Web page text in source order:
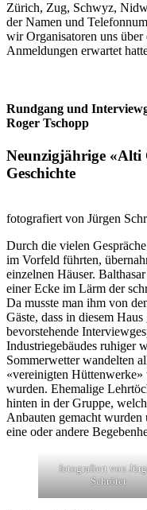
Zürich, Zug, Schwyz,
der Namen und
wir Organisatoren uns über
Anmeldungen erwartet
Rundgang und
Roger Tschopp
Neunzigjährige «Alti
Geschichte
fotografiert von Jürgen
Durch die vielen
im Vorfeld führten,
einzelnen Häuser.
einer Ecke im Lärm der
Da musste man ihm von
Gäste, dass in diesem
bevorstehende
Industriegebäudes ruhiger
Sommerwetter wandelten
«vereinigten Hüttenwerke»
wurden. Ehemalige
hinten in der Gruppe,
Anbauten gemacht wurden
eine oder andere
fotografiert von
Schröter